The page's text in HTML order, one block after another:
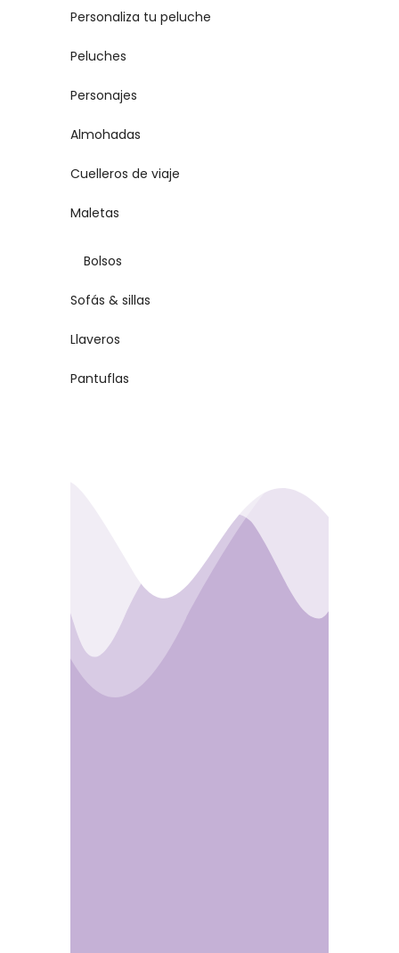
Personaliza tu peluche
Peluches
Personajes
Almohadas
Cuelleros de viaje
Maletas
Bolsos
Sofás & sillas
Llaveros
Pantuflas